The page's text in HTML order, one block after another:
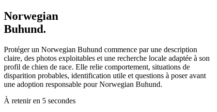
Norwegian
Buhund.
Protéger un Norwegian Buhund commence par une description
claire, des photos exploitables et une recherche locale adaptée à son
profil de chien de race. Elle relie comportement, situations de
disparition probables, identification utile et questions à poser avant
une adoption responsable pour Norwegian Buhund.
À retenir en 5 secondes